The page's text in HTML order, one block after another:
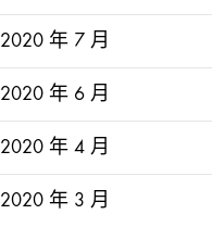
2020 年 7 月
2020 年 6 月
2020 年 4 月
2020 年 3 月